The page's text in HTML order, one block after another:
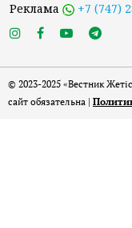
Реклама +7 (747)
© 2023-2025 «Вестник
сайт обязательна |